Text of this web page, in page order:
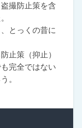
撮防止策を含
とっくの昔に
止策（抑止）
完全ではない
。